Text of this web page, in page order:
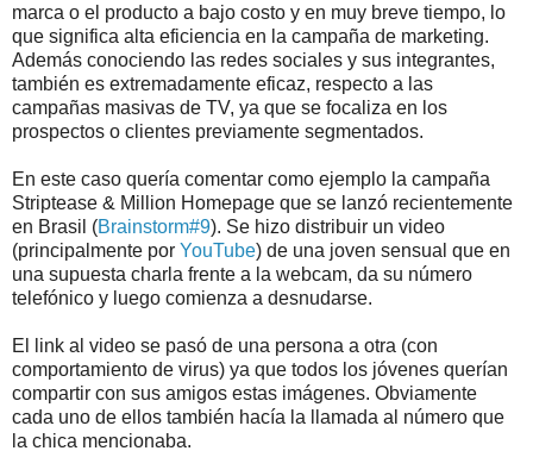
marca o el producto a bajo costo y en muy breve tiempo, lo
que significa alta eficiencia en la campaña de marketing.
Además conociendo las redes sociales y sus integrantes,
también es extremadamente eficaz, respecto a las
campañas masivas de TV, ya que se focaliza en los
prospectos o clientes previamente segmentados.
En este caso quería comentar como ejemplo la campaña
Striptease & Million Homepage que se lanzó recientemente
en Brasil (Brainstorm#9). Se hizo distribuir un video
(principalmente por YouTube) de una joven sensual que en
una supuesta charla frente a la webcam, da su número
telefónico y luego comienza a desnudarse.
El link al video se pasó de una persona a otra (con
comportamiento de virus) ya que todos los jóvenes querían
compartir con sus amigos estas imágenes. Obviamente
cada uno de ellos también hacía la llamada al número que
la chica mencionaba.